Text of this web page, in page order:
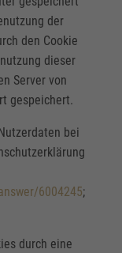
der
den Cookie
dieser
Server von
gespeichert.
bei
6004245;
durch eine